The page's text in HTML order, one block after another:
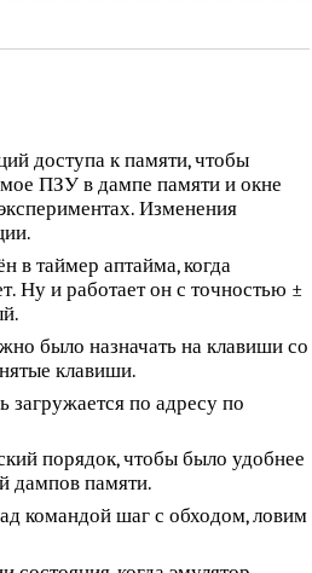
доступа к памяти, чтобы
ПЗУ в дампе памяти и окне
Изменения
в таймер аптайма, когда
Ну и работает он с точностью ±
было назначать на клавиши со
клавиши.
загружается по адресу по
порядок, чтобы было удобнее
дампов памяти.
командой шаг с обходом, ловим